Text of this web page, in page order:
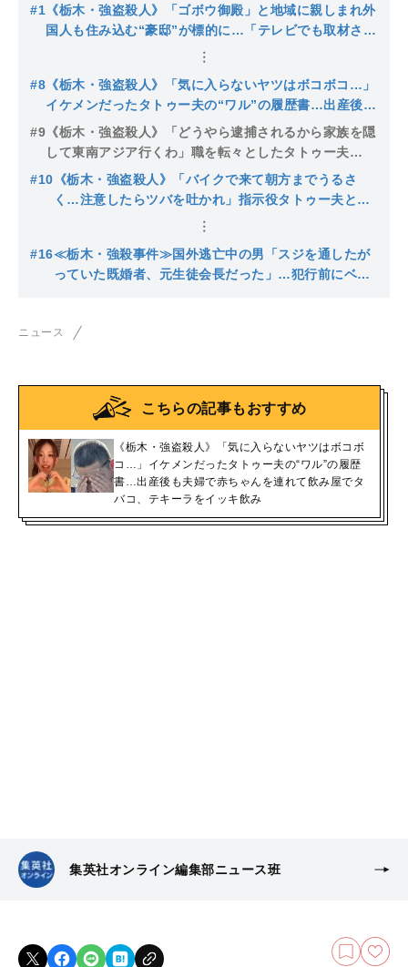
#1 《栃木・強盗殺人》「ゴボウ御殿」と地域に親しまれ外
国人も住み込む“豪邸”が標的に…「テレビでも取材され
た有名なお宅でした」前日から度々不審者…16歳少年が
#8 《栃木・強盗殺人》「気に入らないヤツはボコボコ…」
イケメンだったタトゥー夫の“ワル”の履歴書…出産後も
夫婦で赤ちゃんを連れて飲み屋でタバコ、テキーラをイ
ッキ飲み
#9 《栃木・強盗殺人》「どうやら逮捕されるから家族を隠
して東南アジア行くわ」職を転々としたタトゥー夫
が“16歳強殺少年団”に提供した高級車は後輩名義の車
だった
#10 《栃木・強盗殺人》「バイクで来て朝方までうるさ
く…注意したらツバを吐かれ」指示役タトゥー夫とつ
ながっていた16歳少年の素顔…遺族は「同じような苦
#16≪栃木・強殺事件≫国外逃亡中の男「スジを通したが
っていた既婚者、元生徒会長だった」…犯行前にベッ
ニュース
こちらの記事もおすすめ
《栃木・強盗殺人》「気に入らないヤツはボコボ
コ…」イケメンだったタトゥー夫の“ワル”の履歴
書…出産後も夫婦で赤ちゃんを連れて飲み屋でタ
バコ、テキーラをイッキ飲み
集英社オンライン編集部ニュース班